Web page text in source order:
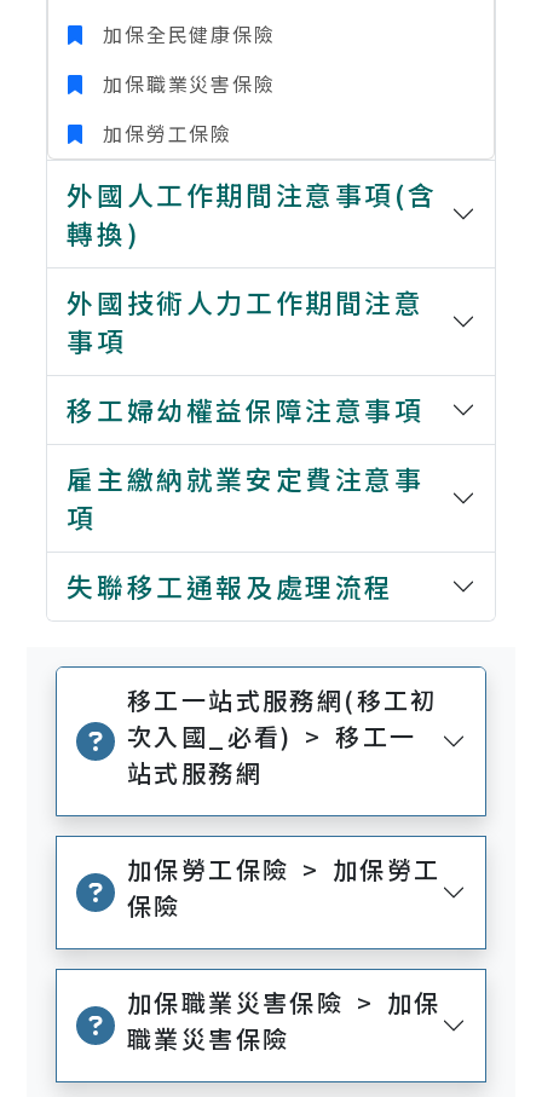
加保全民健康保險
加保職業災害保險
加保勞工保險
外國人工作期間注意事項(含
轉換)
外國技術人力工作期間注意
事項
移工婦幼權益保障注意事項
雇主繳納就業安定費注意事
項
失聯移工通報及處理流程
移工一站式服務網(移工初
次入國_必看) > 移工一
站式服務網
加保勞工保險 > 加保勞工
保險
加保職業災害保險 > 加保
職業災害保險